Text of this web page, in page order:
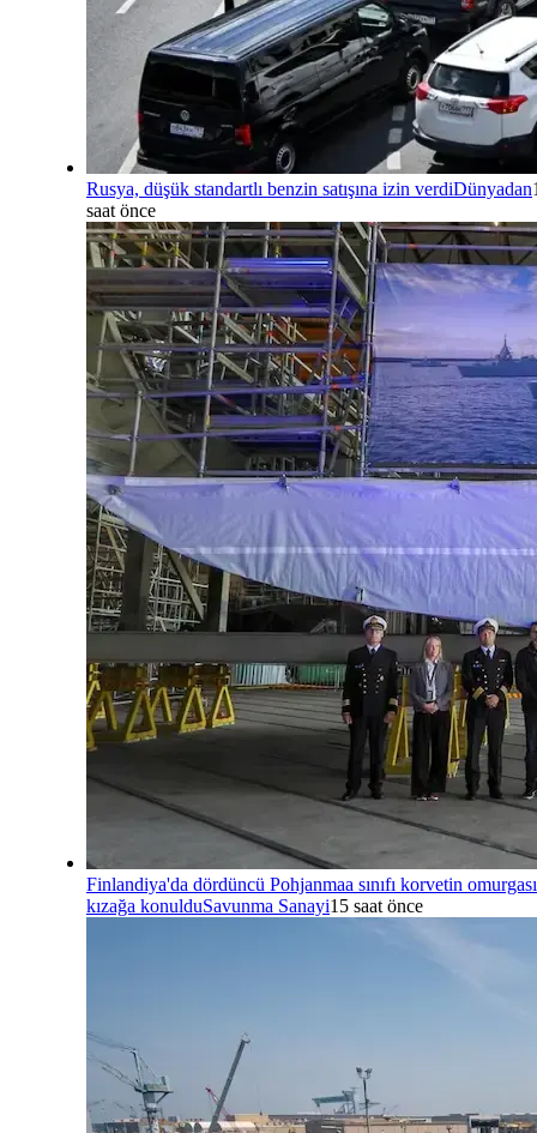
Rusya, düşük standartlı benzin satışına izin verdiDünyadan
saat önce
Finlandiya'da dördüncü Pohjanmaa sınıfı korvetin omurgası
kızağa konulduSavunma Sanayi15 saat önce